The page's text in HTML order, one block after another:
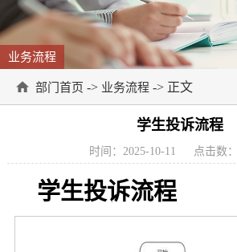
业务流程
部门首页 -> 业务流程 -> 正文
学生投诉流程
时间：2025-10-11 点击数：
学生投诉流程